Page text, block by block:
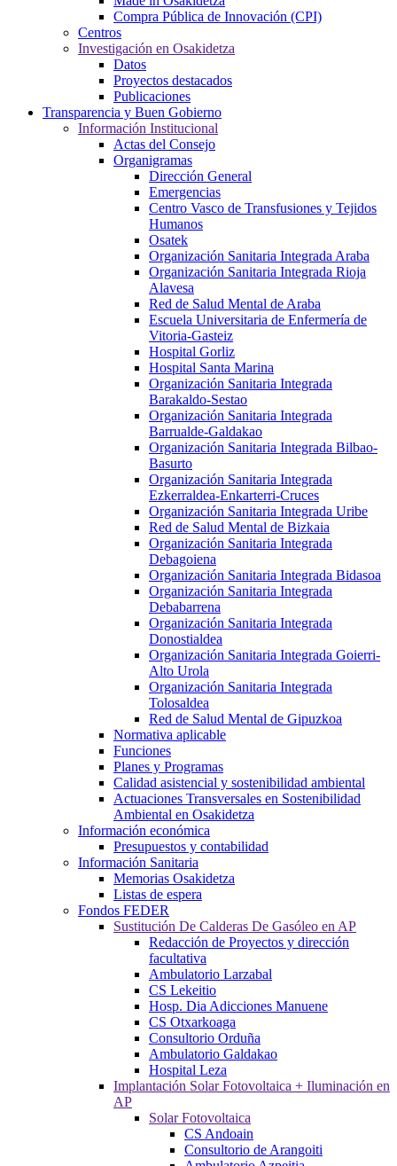
Compra Pública de Innovación (CPI)
Centros
Investigación en Osakidetza
Datos
Proyectos destacados
Publicaciones
Transparencia y Buen Gobierno
Información Institucional
Actas del Consejo
Organigramas
Dirección General
Emergencias
Centro Vasco de Transfusiones y Tejidos
Humanos
Osatek
Organización Sanitaria Integrada Araba
Organización Sanitaria Integrada Rioja
Alavesa
Red de Salud Mental de Araba
Escuela Universitaria de Enfermería de
Vitoria-Gasteiz
Hospital Gorliz
Hospital Santa Marina
Organización Sanitaria Integrada
Barakaldo-Sestao
Organización Sanitaria Integrada
Barrualde-Galdakao
Organización Sanitaria Integrada Bilbao-
Basurto
Organización Sanitaria Integrada
Ezkerraldea-Enkarterri-Cruces
Organización Sanitaria Integrada Uribe
Red de Salud Mental de Bizkaia
Organización Sanitaria Integrada
Debagoiena
Organización Sanitaria Integrada Bidasoa
Organización Sanitaria Integrada
Debabarrena
Organización Sanitaria Integrada
Donostialdea
Organización Sanitaria Integrada Goierri-
Alto Urola
Organización Sanitaria Integrada
Tolosaldea
Red de Salud Mental de Gipuzkoa
Normativa aplicable
Funciones
Planes y Programas
Calidad asistencial y sostenibilidad ambiental
Actuaciones Transversales en Sostenibilidad
Ambiental en Osakidetza
Información económica
Presupuestos y contabilidad
Información Sanitaria
Memorias Osakidetza
Listas de espera
Fondos FEDER
Sustitución De Calderas De Gasóleo en AP
Redacción de Proyectos y dirección
facultativa
Ambulatorio Larzabal
CS Lekeitio
Hosp. Dia Adicciones Manuene
CS Otxarkoaga
Consultorio Orduña
Ambulatorio Galdakao
Hospital Leza
Implantación Solar Fotovoltaica + Iluminación en
AP
Solar Fotovoltaica
CS Andoain
Consultorio de Arangoiti